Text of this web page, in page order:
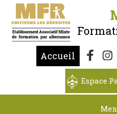
Accueil
Espace